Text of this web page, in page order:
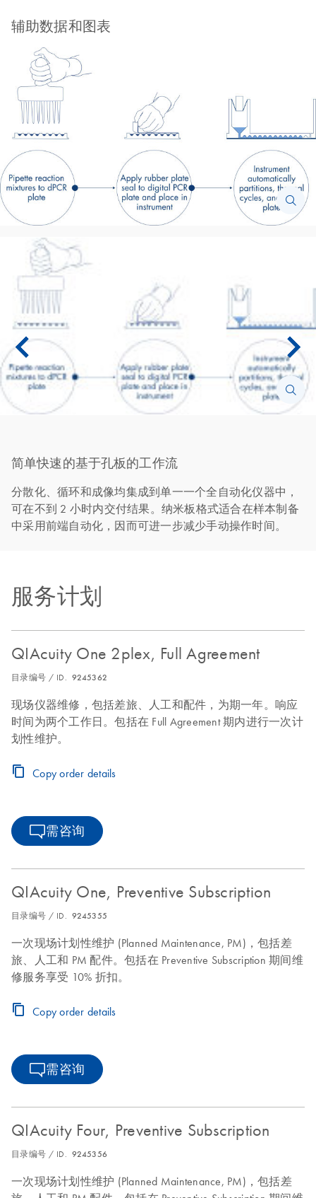
辅助数据和图表
简单快速的基于孔板的工作流
分散化、循环和成像均集成到单一一个全自动化仪器中，
可在不到 2 小时内交付结果。纳米板格式适合在样本制备
中采用前端自动化，因而可进一步减少手动操作时间。
服务计划
QIAcuity One 2plex, Full Agreement
目录编号 / ID. 9245362
现场仪器维修，包括差旅、人工和配件，为期一年。响应
时间为两个工作日。包括在 Full Agreement 期内进行一次计
划性维护。
Copy order details
需咨询
QIAcuity One, Preventive Subscription
目录编号 / ID. 9245355
一次现场计划性维护 (Planned Maintenance, PM)，包括差
旅、人工和 PM 配件。包括在 Preventive Subscription 期间维
修服务享受 10% 折扣。
Copy order details
需咨询
QIAcuity Four, Preventive Subscription
目录编号 / ID. 9245356
一次现场计划性维护 (Planned Maintenance, PM)，包括差